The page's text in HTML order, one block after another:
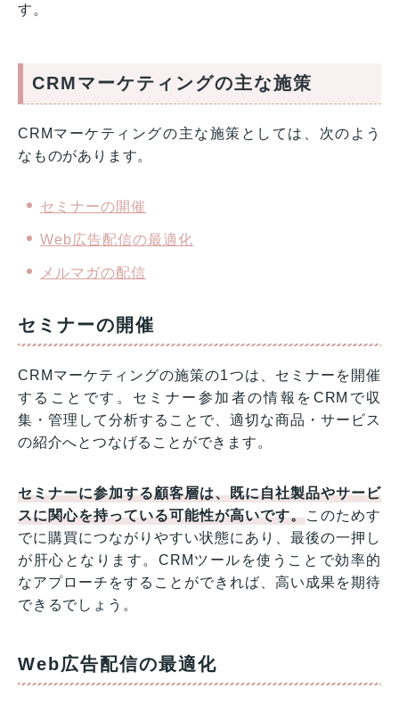
す。
CRMマーケティングの主な施策
CRMマーケティングの主な施策としては、次のよう
なものがあります。
セミナーの開催
Web広告配信の最適化
メルマガの配信
セミナーの開催
CRMマーケティングの施策の1つは、セミナーを開催
することです。セミナー参加者の情報をCRMで収
集・管理して分析することで、適切な商品・サービス
の紹介へとつなげることができます。
セミナーに参加する顧客層は、既に自社製品やサービ
スに関心を持っている可能性が高いです。このためす
でに購買につながりやすい状態にあり、最後の一押し
が肝心となります。CRMツールを使うことで効率的
なアプローチをすることができれば、高い成果を期待
できるでしょう。
Web広告配信の最適化